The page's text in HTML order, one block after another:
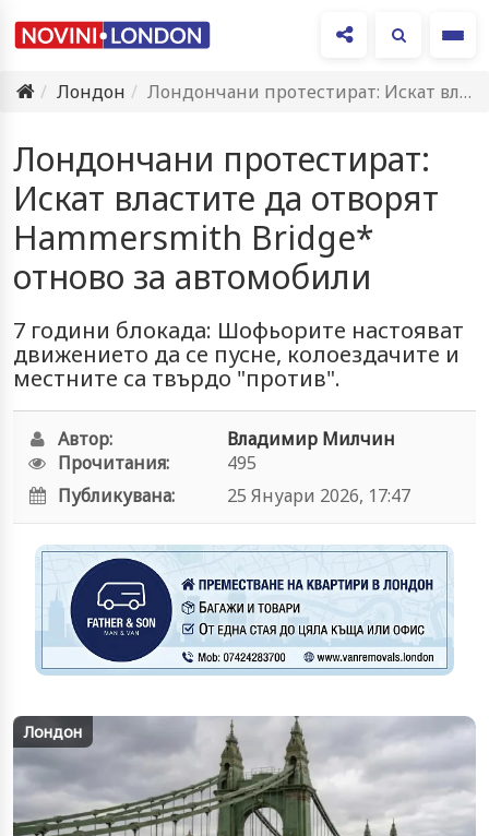
Лондон
Лондончани протестират: Искат властите да отворят Hammersmith Bridge* отново за…
Лондончани протестират:
Искат властите да отворят
Hammersmith Bridge*
отново за автомобили
7 години блокада: Шофьорите настояват
движението да се пусне, колоездачите и
местните са твърдо "против".
Автор:
Владимир Милчин
Прочитания:
495
Публикувана:
25 Януари 2026, 17:47
Лондон